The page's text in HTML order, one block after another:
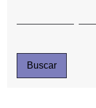
Buscar